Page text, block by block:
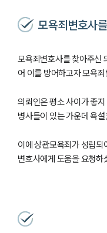
모욕죄변호사
모욕죄변호사를 찾아주신
어 이를 방어하고자 모욕
의뢰인은 평소 사이가 좋
병사들이 있는 가운데 욕
이에 상관모욕죄가 성립되
변호사에게 도움을 요청하